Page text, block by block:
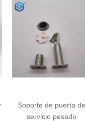
de puerta de
servicio pesado